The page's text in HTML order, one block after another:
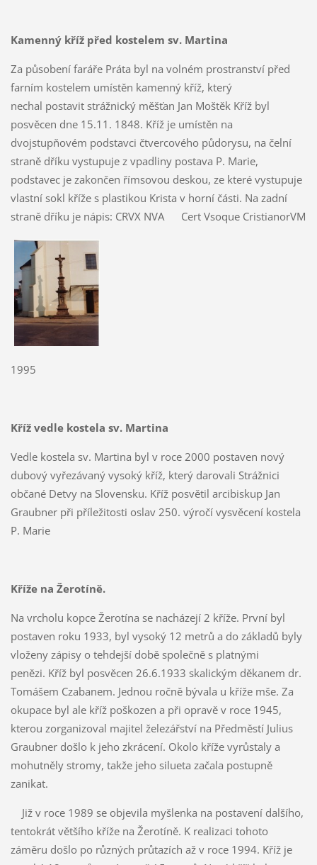
Kamenný kříž před kostelem sv. Martina
Za působení faráře Práta byl na volném prostranství před
farním kostelem umístěn kamenný kříž, který
nechal postavit strážnický měšťan Jan Moštěk Kříž byl
posvěcen dne 15.11. 1848. Kříž je umístěn na
dvojstupňovém podstavci čtvercového půdorysu, na čelní
straně dříku vystupuje z vpadliny postava P. Marie,
podstavec je zakončen římsovou deskou, ze které vystupuje
vlastní sokl kříže s plastikou Krista v horní části. Na zadní
straně dříku je nápis: CRVX NVA Cert Vsoque CristianorVM
1995
Kříž vedle kostela sv. Martina
Vedle kostela sv. Martina byl v roce 2000 postaven nový
dubový vyřezávaný vysoký kříž, který darovali Strážnici
občané Detvy na Slovensku. Kříž posvětil arcibiskup Jan
Graubner při příležitosti oslav 250. výročí vysvěcení kostela
P. Marie
Kříže na Žerotíně.
Na vrcholu kopce Žerotína se nacházejí 2 kříže. První byl
postaven roku 1933, byl vysoký 12 metrů a do základů byly
vloženy zápisy o tehdejší době společně s platnými
penězi. Kříž byl posvěcen 26.6.1933 skalickým děkanem dr.
Tomášem Czabanem. Jednou ročně bývala u kříže mše. Za
okupace byl ale kříž poškozen a při opravě v roce 1945,
kterou zorganizoval majitel železářství na Předměstí Julius
Graubner došlo k jeho zkrácení. Okolo kříže vyrůstaly a
mohutněly stromy, takže jeho silueta začala postupně
zanikat.
Již v roce 1989 se objevila myšlenka na postavení dalšího,
tentokrát většího kříže na Žerotíně. K realizaci tohoto
záměru došlo po různých průtazích až v roce 1994. Kříž je